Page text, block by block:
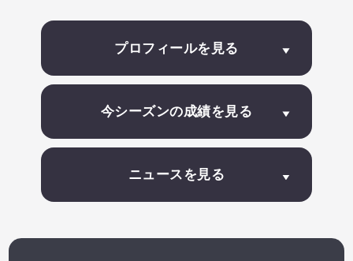
プロフィールを見る
今シーズンの成績を見る
ニュースを見る